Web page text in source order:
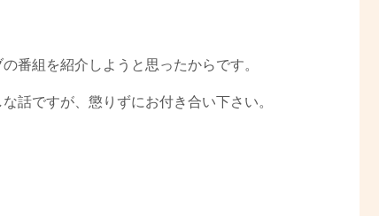
番組を紹介しようと思ったからです。
話ですが、懲りずにお付き合い下さい。